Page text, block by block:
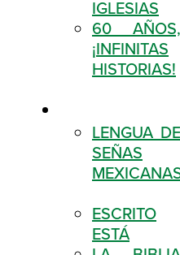
IGLESIAS
60 AÑOS,
¡INFINITAS
HISTORIAS!
LENGUA DE
SEÑAS
ESCRITO
ESTÁ